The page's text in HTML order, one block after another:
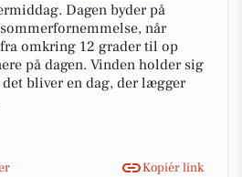
Dagen byder på
når
omkring 12 grader til op
på dagen. Vinden holder sig
bliver en dag, der lægger
Kopiér link